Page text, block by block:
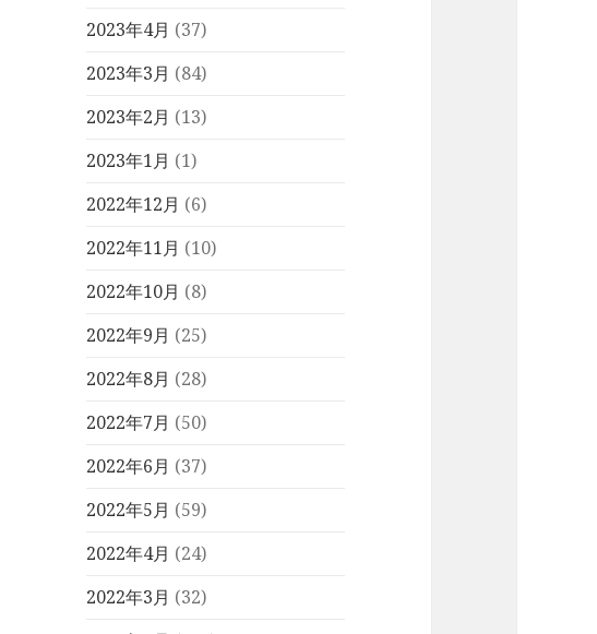
2023年4月 (37)
2023年3月 (84)
2023年2月 (13)
2023年1月 (1)
2022年12月 (6)
2022年11月 (10)
2022年10月 (8)
2022年9月 (25)
2022年8月 (28)
2022年7月 (50)
2022年6月 (37)
2022年5月 (59)
2022年4月 (24)
2022年3月 (32)